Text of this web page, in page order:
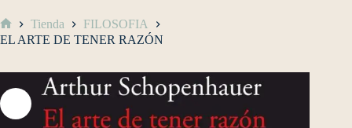
Tienda
FILOSOFIA
EL ARTE DE TENER RAZÓN